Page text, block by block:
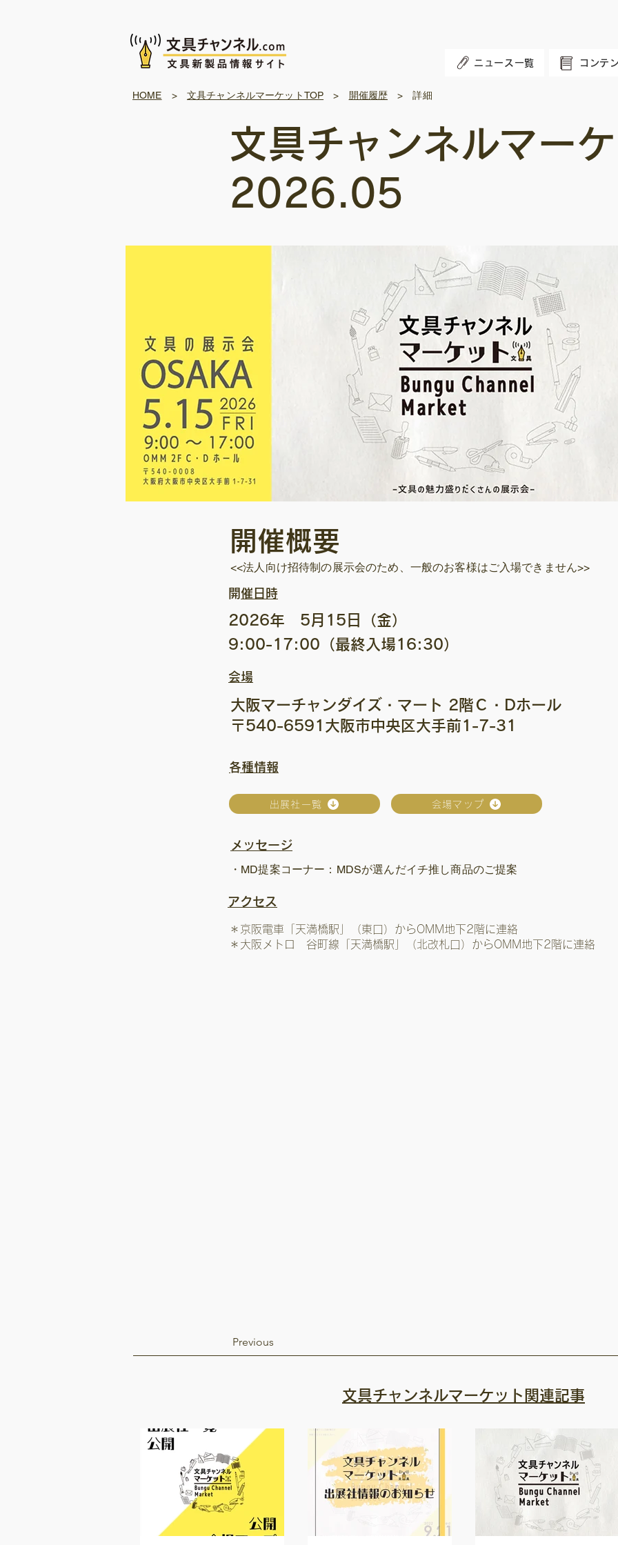
ニュース一覧
M
コンテ
M
HOME > 文具チャンネルマーケットTOP > 開催履歴 > 詳細
文具チャンネルマー
2026.05
開催概要
<<法人向け招待制の展示会のため、一般のお客様はご入場できません>>
​開催日時
2026年 5月15日（金）
9:00-17:00（最終入場16:30）
会場
大阪マーチャンダイズ・マート 2階Ｃ・Dホール
〒540-6591大阪市中央区大手前1-7-31
​各種情報
出展社一覧 会場マップ
メッセージ
・MD提案コーナー：MDSが選んだイチ推し商品のご提案
​アクセス
＊京阪電車「天満橋駅」（東口）からOMM地下2階に連絡
＊大阪メトロ 谷町線「天満橋駅」（北改札口）からOMM地下2階に連絡
Previous
文具チャンネルマーケット関連記事